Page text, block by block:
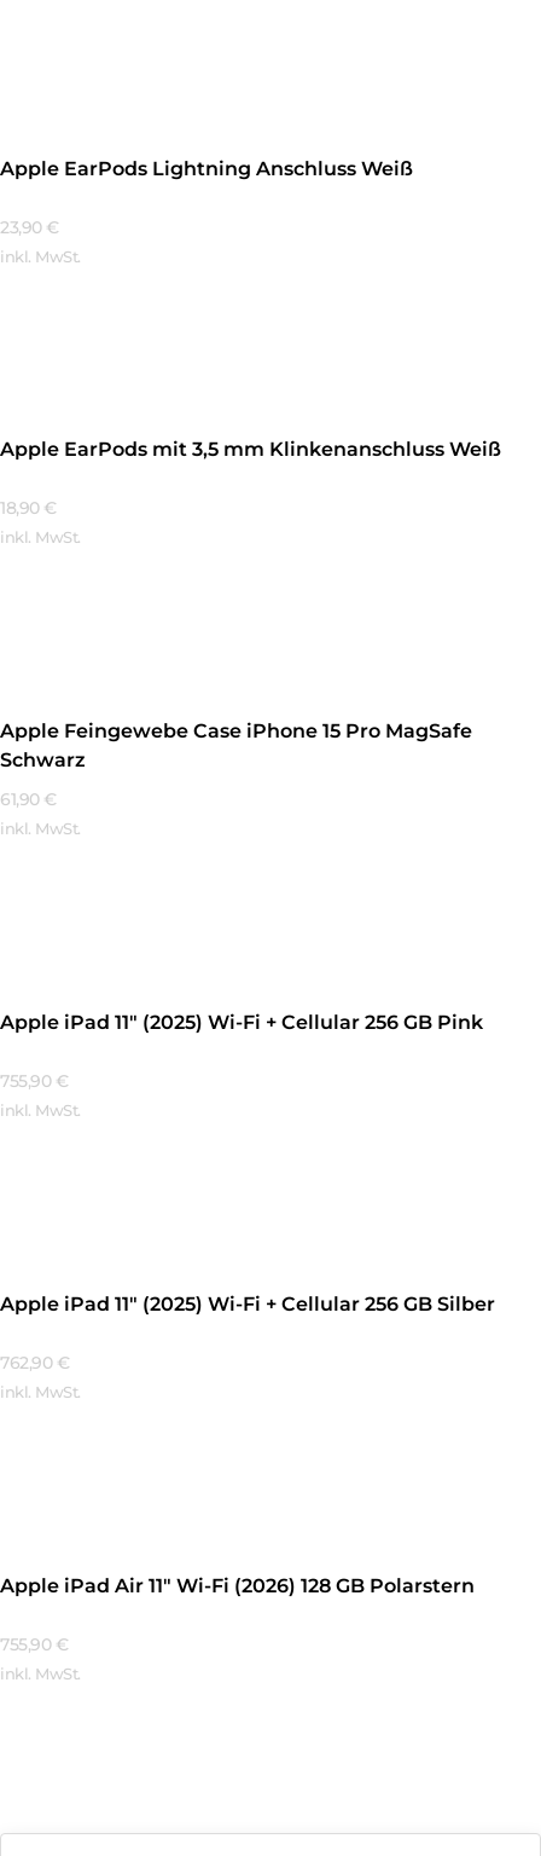
Apple EarPods Lightning Anschluss Weiß
23,90 €
inkl. MwSt.
Apple EarPods mit 3,5 mm Klinkenanschluss Weiß
18,90 €
inkl. MwSt.
Apple Feingewebe Case iPhone 15 Pro MagSafe
Schwarz
61,90 €
inkl. MwSt.
Apple iPad 11″ (2025) Wi-Fi + Cellular 256 GB Pink
755,90 €
inkl. MwSt.
Apple iPad 11″ (2025) Wi-Fi + Cellular 256 GB Silber
762,90 €
inkl. MwSt.
Apple iPad Air 11″ Wi-Fi (2026) 128 GB Polarstern
755,90 €
inkl. MwSt.